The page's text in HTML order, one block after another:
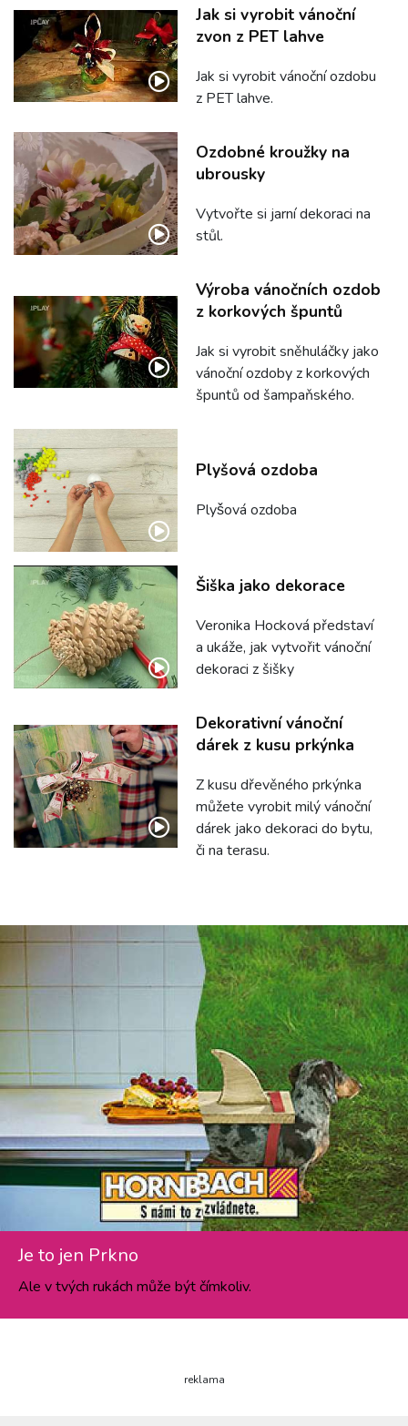
Jak si vyrobit vánoční
zvon z PET lahve
Jak si vyrobit vánoční ozdobu
z PET lahve.
Ozdobné kroužky na
ubrousky
Vytvořte si jarní dekoraci na
stůl.
Výroba vánočních ozdob
z korkových špuntů
Jak si vyrobit sněhuláčky jako
vánoční ozdoby z korkových
špuntů od šampaňského.
Plyšová ozdoba
Plyšová ozdoba
Šiška jako dekorace
Veronika Hocková představí
a ukáže, jak vytvořit vánoční
dekoraci z šišky
Dekorativní vánoční
dárek z kusu prkýnka
Z kusu dřevěného prkýnka
můžete vyrobit milý vánoční
dárek jako dekoraci do bytu,
či na terasu.
Je to jen Prkno
Ale v tvých rukách může být čímkoliv.
reklama